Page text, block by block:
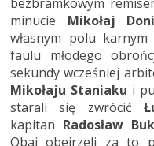
minucie Mikołaj
własnym polu karnym
faulu młodego
sekundy wcześniej
Mikołaju Staniaku i
starali się zwrócić
kapitan Radosław
Obaj obejrzeli za to